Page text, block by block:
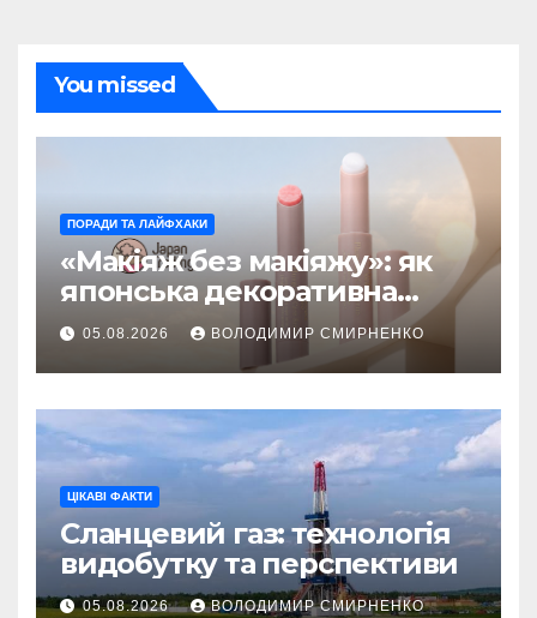
You missed
ПОРАДИ ТА ЛАЙФХАКИ
«Макіяж без макіяжу»: як
японська декоративна
косметика змінила beauty
тренди
05.08.2026 ВОЛОДИМИР СМИРНЕНКО
ЦІКАВІ ФАКТИ
Сланцевий газ: технологія
видобутку та перспективи
05.08.2026 ВОЛОДИМИР СМИРНЕНКО